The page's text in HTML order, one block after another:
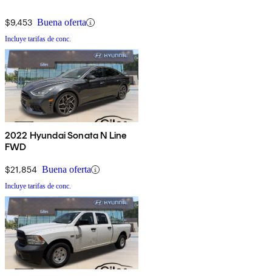
$9,453 Buena oferta
Incluye tarifas de conc.
2022 Hyundai Sonata N Line
FWD
$21,854 Buena oferta
Incluye tarifas de conc.